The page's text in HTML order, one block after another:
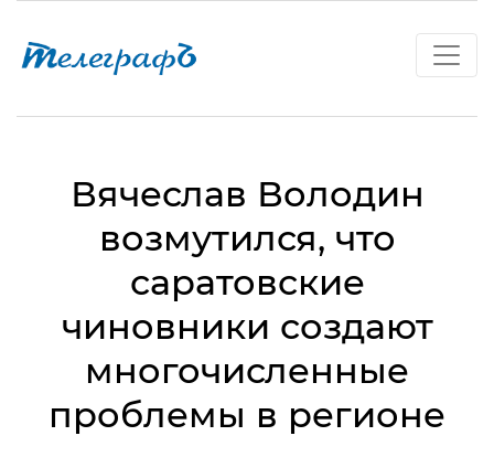
Вячеслав Володин
возмутился, что
саратовские
чиновники создают
многочисленные
проблемы в регионе